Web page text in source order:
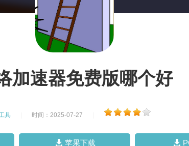
加速器免费版哪个好
具 时间：2025-07-27
苹果下载